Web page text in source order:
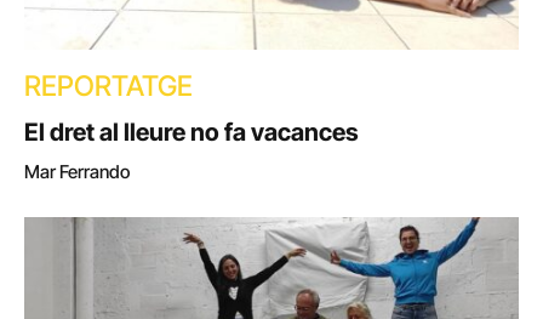
REPORTATGE
El dret al lleure no fa vacances
Mar Ferrando